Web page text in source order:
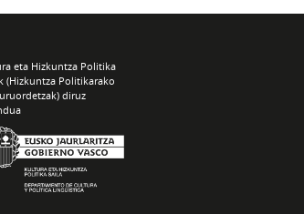
eta Hizkuntza Politika
(Hizkuntza Politikarako
diruz